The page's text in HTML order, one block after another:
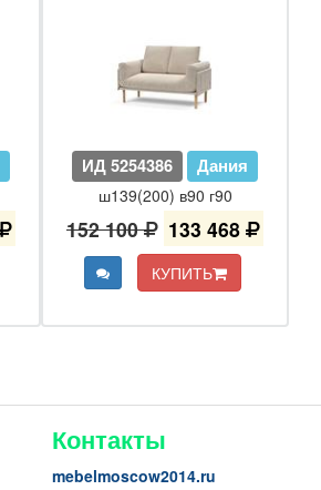
ИД 5254386 Дания
ш139(200) в90 г90
152 100 133 468
КУПИТЬ
Контакты
mebelmoscow2014.ru